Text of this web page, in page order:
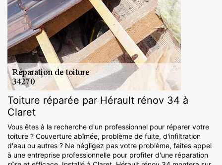
Toiture réparée par Hérault rénov 34 à
Claret
Vous êtes à la recherche d'un professionnel pour réparer votre
toiture ? Couverture abîmée, problème de fuite, d'infiltration
d'eau ou autres ? Ne négligez pas votre problème, faites appel
à une entreprise professionnelle pour profiter d'une réparation